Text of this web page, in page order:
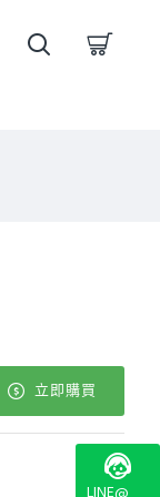
立即購買
LINE@